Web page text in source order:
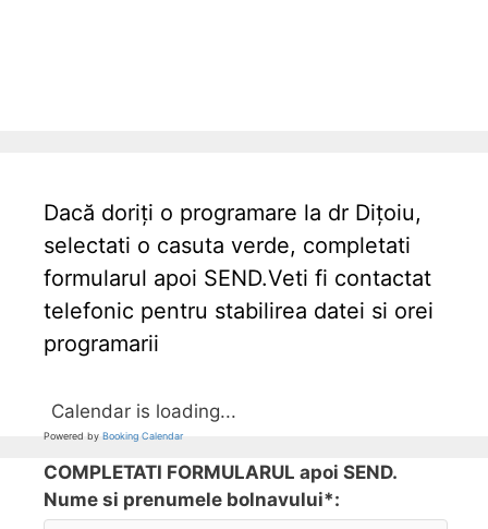
Dacă doriți o programare la dr Dițoiu,
selectati o casuta verde, completati
formularul apoi SEND.Veti fi contactat
telefonic pentru stabilirea datei si orei
programarii
Calendar is loading...
Powered by Booking Calendar
COMPLETATI FORMULARUL apoi SEND.
Nume si prenumele bolnavului*: